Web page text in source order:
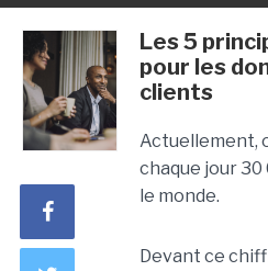
Les 5
pour les
clients
Actuellement,
chaque jour
le monde.
Devant ce